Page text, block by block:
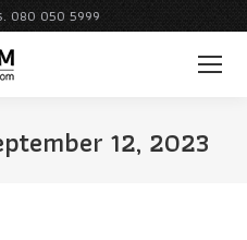
. 080 050 5999
12, 2023